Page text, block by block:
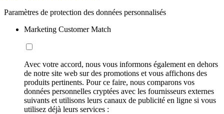
Paramètres de protection des données personnalisés
Marketing Customer Match
Avec votre accord, nous vous informons également en dehors
de notre site web sur des promotions et vous affichons des
produits pertinents. Pour ce faire, nous comparons vos
données personnelles cryptées avec les fournisseurs externes
suivants et utilisons leurs canaux de publicité en ligne si vous
utilisez déjà leurs services :